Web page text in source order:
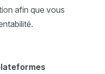
afin que vous